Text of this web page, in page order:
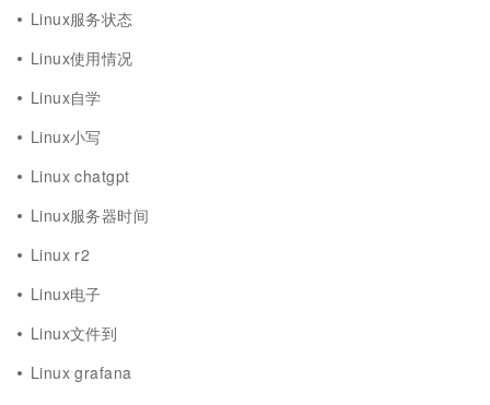
Linux服务状态
Linux使用情况
Linux自学
Linux小写
Linux chatgpt
Linux服务器时间
Linux r2
Linux电子
Linux文件到
Linux grafana